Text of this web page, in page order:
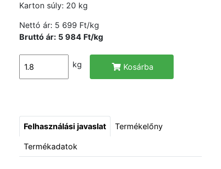
Karton súly: 20 kg
Nettó ár: 5 699 Ft/kg
Bruttó ár: 5 984 Ft/kg
kg Kosárba
Felhasználási javaslat Termékelőny
Termékadatok